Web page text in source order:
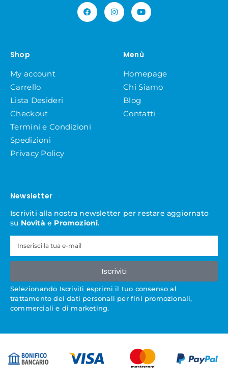
Shop
My account
Carrello
Lista Desideri
Checkout
Termini e Condizioni
Spedizioni
Privacy Policy
Menù
Homepage
Chi Siamo
Blog
Contatti
Newsletter
Iscriviti alla nostra newsletter per restare aggiornato
su Novità e Promozioni.
Iscriviti
Selezionando Iscriviti esprimi il tuo consenso al
trattamento dei dati personali per fini promozionali,
commerciali e di marketing.